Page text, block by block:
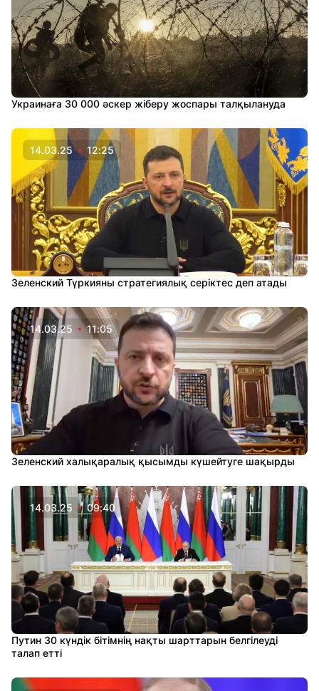
Украинаға 30 000 әскер жіберу жоспары талқылануда
14.03.25 12:25
Зеленский Түркияны стратегиялық серіктес деп атады
14.03.25 11:05
Зеленский халықаралық қысымды күшейтуге шақырды
14.03.25 09:40
Путин 30 күндік бітімнің нақты шарттарын белгілеуді
талап етті